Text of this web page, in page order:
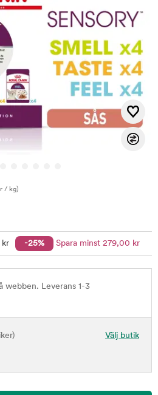
/ kg)
kr -25% Spara minst 279,00 kr
webben. Leverans 1-3
Välj butik